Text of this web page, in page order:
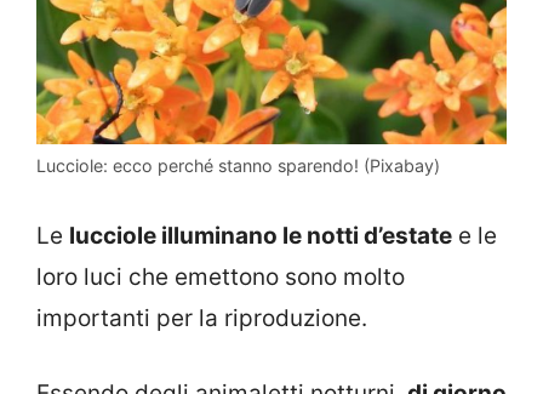
Lucciole: ecco perché stanno sparendo! (Pixabay)
Le lucciole illuminano le notti d’estate e le
loro luci che emettono sono molto
importanti per la riproduzione.